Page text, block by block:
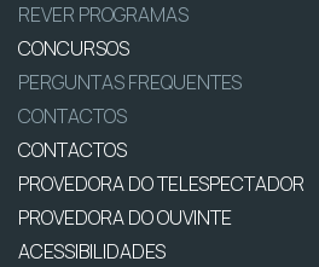
REVER PROGRAMAS
CONCURSOS
PERGUNTAS FREQUENTES
CONTACTOS
CONTACTOS
PROVEDORA DO TELESPECTADOR
PROVEDORA DO OUVINTE
ACESSIBILIDADES